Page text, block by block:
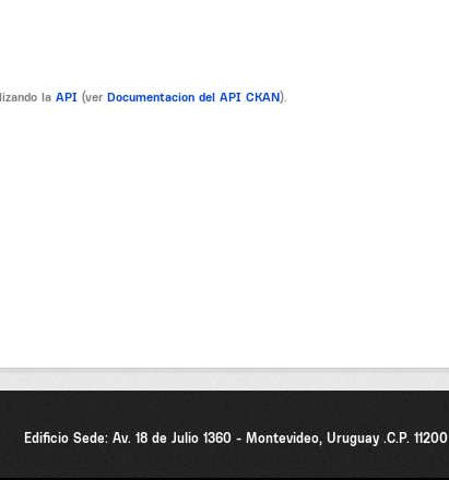
la API (ver Documentacion del API CKAN).
Edificio Sede: Av. 18 de Julio 1360 - Montevideo, Uruguay .C.P. 11200